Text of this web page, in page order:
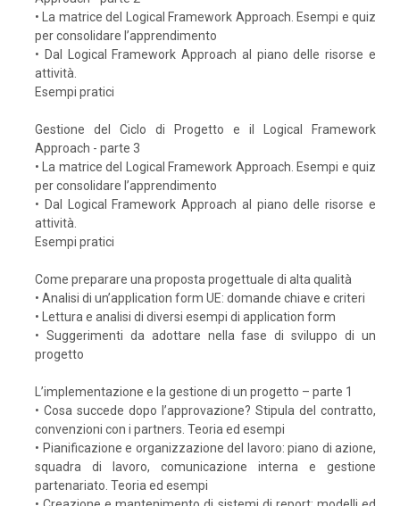
• La matrice del Logical Framework Approach. Esempi e quiz
per consolidare l’apprendimento
• Dal Logical Framework Approach al piano delle risorse e
attività.
Esempi pratici
Gestione del Ciclo di Progetto e il Logical Framework
Approach - parte 3
• La matrice del Logical Framework Approach. Esempi e quiz
per consolidare l’apprendimento
• Dal Logical Framework Approach al piano delle risorse e
attività.
Esempi pratici
Come preparare una proposta progettuale di alta qualità
• Analisi di un’application form UE: domande chiave e criteri
• Lettura e analisi di diversi esempi di application form
• Suggerimenti da adottare nella fase di sviluppo di un
progetto
L’implementazione e la gestione di un progetto – parte 1
• Cosa succede dopo l’approvazione? Stipula del contratto,
convenzioni con i partners. Teoria ed esempi
• Pianificazione e organizzazione del lavoro: piano di azione,
squadra di lavoro, comunicazione interna e gestione
partenariato. Teoria ed esempi